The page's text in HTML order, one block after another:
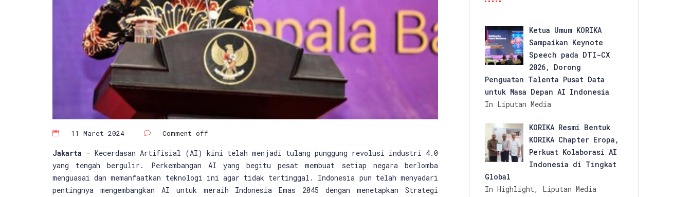
11 Maret 2024 Comment off
Jakarta – Kecerdasan Artifisial (AI) kini telah menjadi tulang punggung revolusi industri 4.0
yang tengah bergulir. Perkembangan AI yang begitu pesat membuat setiap negara berlomba
menguasai dan memanfaatkan teknologi ini agar tidak tertinggal. Indonesia pun telah menyadari
pentingnya mengembangkan AI untuk meraih Indonesia Emas 2045 dengan menetapkan Strategi
Ketua Umum KORIKA
Sampaikan Keynote
Speech pada DTI-CX
2026, Dorong
Penguatan Talenta Pusat Data
untuk Masa Depan AI Indonesia
In Liputan Media
KORIKA Resmi Bentuk
KORIKA Chapter Eropa,
Perkuat Kolaborasi AI
Indonesia di Tingkat
Global
In Highlight, Liputan Media